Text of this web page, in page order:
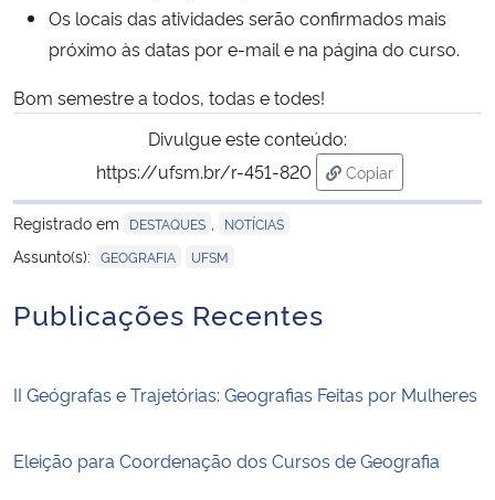
Os locais das atividades serão confirmados mais
próximo às datas por e-mail e na página do curso.
Bom semestre a todos, todas e todes!
Divulgue este conteúdo:
https://ufsm.br/r-451-820
Copiar
para área de
Registrado em
DESTAQUES NOTÍCIAS
Assunto(s): GEOGRAFIA UFSM
Publicações Recentes
II Geógrafas e Trajetórias: Geografias Feitas por Mulheres
Eleição para Coordenação dos Cursos de Geografia